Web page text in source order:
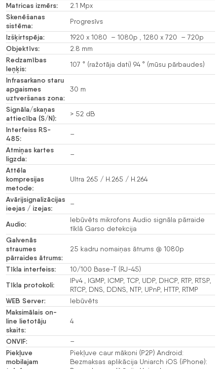
Matricas izmērs: 2.1 Mpx
Skenēšanas
sistēma:
Progresīvs
Izšķirtspēja: 1920 x 1080 – 1080p , 1280 x 720 – 720p
Objektīvs: 2.8 mm
Redzamības
leņķis:
107 ° (ražotāja dati) 94 ° (mūsu pārbaudes)
Infrasarkano staru
apgaismes
uztveršanas zona:
30 m
Signāla/skaņas
attiecība (S/N):
> 52 dB
Interfeiss RS-
485:
–
Atmiņas kartes
ligzda:
–
Attēla
kompresijas
metode:
Ultra 265 / H.265 / H.264
Avārijsignalizācijas
ieejas / izejas:
–
Audio:
Iebūvēts mikrofons Audio signāla pārraide
tīklā Garso detekcija
Galvenās
straumes
pārraides ātrums:
25 kadru nomaiņas ātrums @ 1080p
Tīkla interfeiss: 10/100 Base-T (RJ-45)
Tīkla protokoli:
IPv4 , IGMP, ICMP, TCP, UDP, DHCP, RTP, RTSP,
RTCP, DNS, DDNS, NTP, UPnP, HTTP, RTMP
WEB Server: Iebūvēts
Maksimālais on-
line lietotāju
skaits:
4
ONVIF: –
Piekļuve
mobilajam
Piekļuve caur mākoni (P2P) Android:
Bezmaksas aplikācija Uniarch iOS (iPhone):